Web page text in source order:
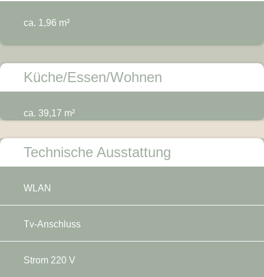
ca. 1,96 m²
Küche/Essen/Wohnen
ca. 39,17 m²
Technische Ausstattung
WLAN
Tv-Anschluss
Strom 220 V